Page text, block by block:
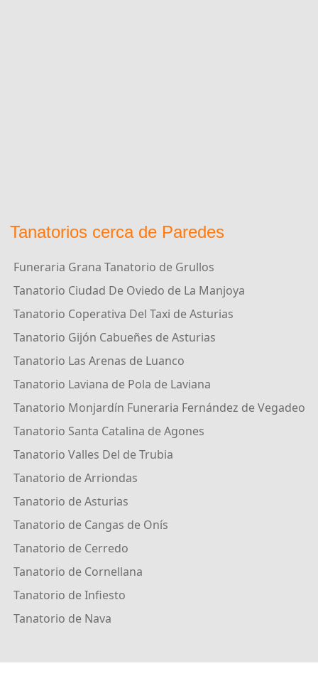
Tanatorios cerca de Paredes
Funeraria Grana Tanatorio de Grullos
Tanatorio Ciudad De Oviedo de La Manjoya
Tanatorio Coperativa Del Taxi de Asturias
Tanatorio Gijón Cabueñes de Asturias
Tanatorio Las Arenas de Luanco
Tanatorio Laviana de Pola de Laviana
Tanatorio Monjardín Funeraria Fernández de Vegadeo
Tanatorio Santa Catalina de Agones
Tanatorio Valles Del de Trubia
Tanatorio de Arriondas
Tanatorio de Asturias
Tanatorio de Cangas de Onís
Tanatorio de Cerredo
Tanatorio de Cornellana
Tanatorio de Infiesto
Tanatorio de Nava